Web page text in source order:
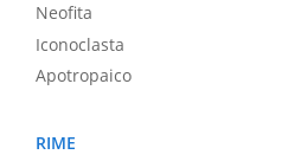
Neofita
Iconoclasta
Apotropaico
RIME